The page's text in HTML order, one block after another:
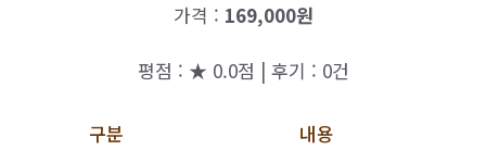
가격 : 169,000원
평점 : ★ 0.0점 | 후기 : 0건
구분
내용